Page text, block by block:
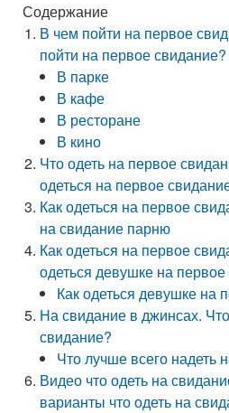
Содержание
В чем пойти на первое
пойти на первое свидание?
В парке
В кафе
В ресторане
В кино
Что одеть на первое
одеться на первое
Как одеться на первое
на свидание парню
Как одеться на первое
одеться девушке на
Как одеться девушке на
На свидание в джинсах.
свидание?
Что лучше всего надеть
Видео что одеть на
варианты что одеть на